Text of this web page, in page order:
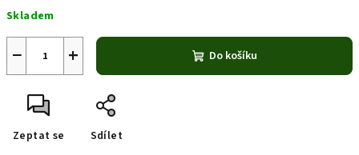
cena:
Skladem
+
− Do košíku
Zeptat se Sdílet